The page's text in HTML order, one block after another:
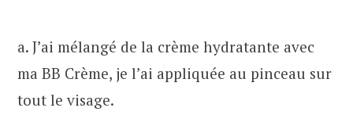
a. J’ai mélangé de la crème hydratante avec
ma BB Crème, je l’ai appliquée au pinceau sur
tout le visage.